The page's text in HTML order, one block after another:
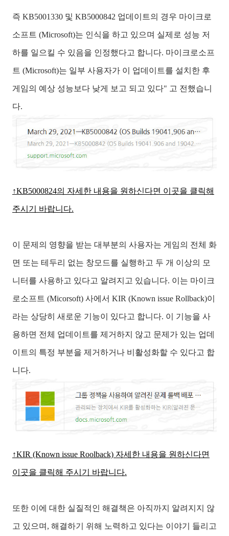
즉 KB5001330 및 KB5000842 업데이트의 경우 마이크로
소프트 (Microsoft)는 인식을 하고 있으며 실제로 성능 저
하를 일으킬 수 있음을 인정했다고 합니다. 마이크로소프
트 (Microsoft)는 일부 사용자가 이 업데이트를 설치한 후
게임의 예상 성능보다 낮게 보고 되고 있다" 고 전했습니
다.
↑KB5000824의 자세한 내용을 원하신다면 이곳을 클릭해
주시기 바랍니다.
이 문제의 영향을 받는 대부분의 사용자는 게임의 전체 화
면 또는 테두리 없는 창모드를 실행하고 두 개 이상의 모
니터를 사용하고 있다고 알려지고 있습니다. 이는 마이크
로소프트 (Micorsoft) 사에서 KIR (Known issue Rollback)이
라는 상당히 새로운 기능이 있다고 합니다. 이 기능을 사
용하면 전체 업데이트를 제거하지 않고 문제가 있는 업데
이트의 특정 부분을 제거하거나 비활성화할 수 있다고 합
니다.
↑KIR (Known issue Roolback) 자세한 내용을 원하신다면
이곳을 클릭해 주시기 바랍니다.
또한 이에 대한 실질적인 해결책은 아직까지 알려지지 않
고 있으며, 해결하기 위해 노력하고 있다는 이야기 들리고